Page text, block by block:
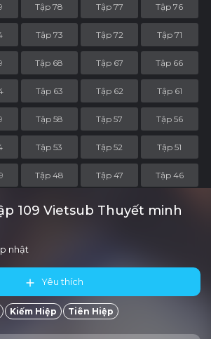
Tập 78 Tập 77 Tập 76
Tập 73 Tập 72 Tập 71
Tập 68 Tập 67 Tập 66
Tập 63 Tập 62 Tập 61
Tập 58 Tập 57 Tập 56
Tập 53 Tập 52 Tập 51
Tập 48 Tập 47 Tập 46
Tập 43 Tập 42 Tập 41
Tập 28
Tập 23 Tập 22
109 Vietsub Thuyết minh
nhật
Yêu thích
Kiếm Hiệp Tiên Hiệp